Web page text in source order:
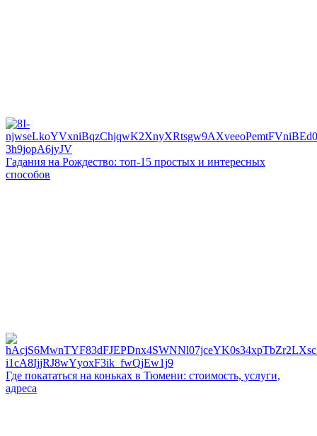
Гадания на Рождество: топ-15 простых и интересных
способов
Где покататься на коньках в Тюмени: стоимость, услуги,
адреса